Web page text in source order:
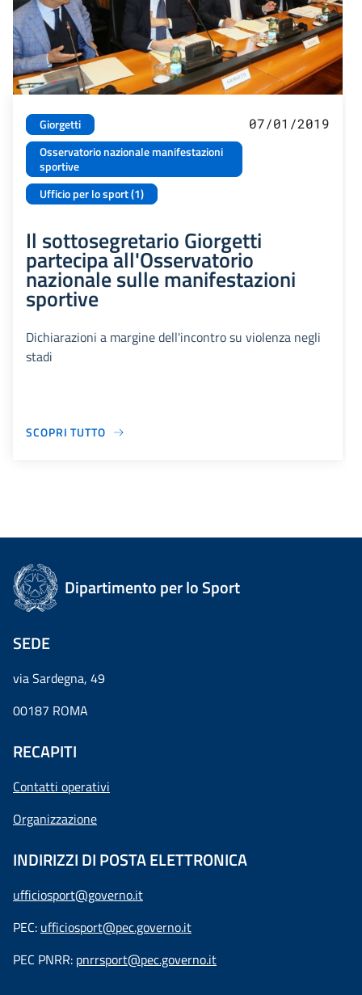
Giorgetti
Osservatorio nazionale manifestazioni
sportive
Ufficio per lo sport (1)
07/01/2019
Il sottosegretario Giorgetti
partecipa all'Osservatorio
nazionale sulle manifestazioni
sportive
Dichiarazioni a margine dell'incontro su violenza negli
stadi
SCOPRI TUTTO
Dipartimento per lo Sport
SEDE
via Sardegna, 49
00187 ROMA
RECAPITI
Contatti operativi
Organizzazione
INDIRIZZI DI POSTA ELETTRONICA
ufficiosport@governo.it
PEC: ufficiosport@pec.governo.it
PEC PNRR: pnrrsport@pec.governo.it